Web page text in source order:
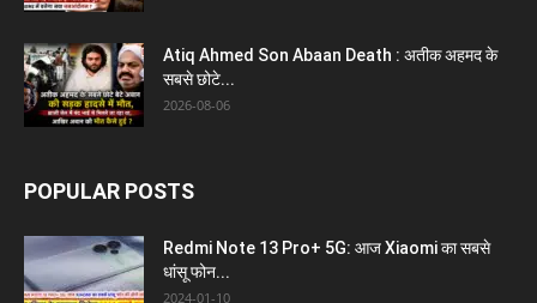
Atiq Ahmed Son Abaan Death : अतीक अहमद के
सबसे छोटे...
2026-08-06
POPULAR POSTS
Redmi Note 13 Pro+ 5G: आज Xiaomi का सबसे
धांसू फोन...
2024-01-10